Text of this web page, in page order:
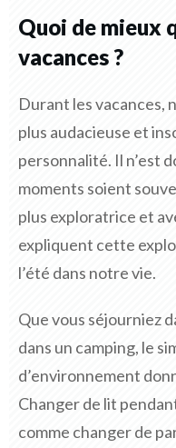
Quoi de mieux
vacances ?
Durant les vacances,
plus audacieuse et
personnalité. Il n’est
moments soient
plus exploratrice et
expliquent cette
l’été dans notre vie.
Que vous séjourniez
dans un camping, le
d’environnement
Changer de lit
comme changer de